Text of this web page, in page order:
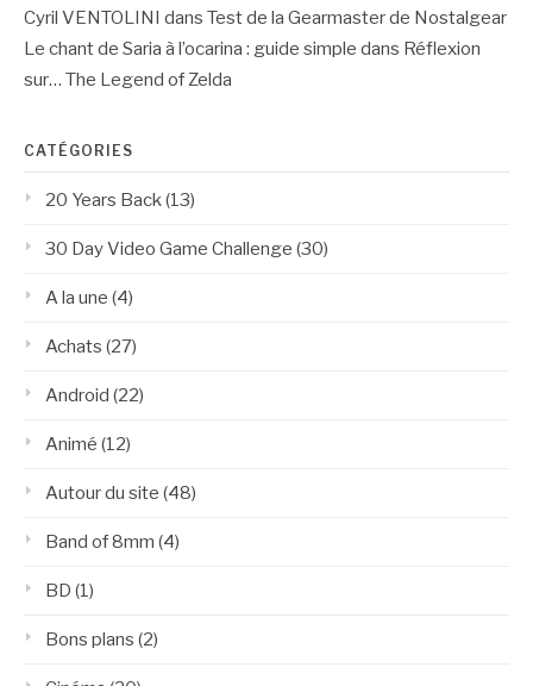
Cyril VENTOLINI
dans Test de la Gearmaster de Nostalgear
Le chant de Saria à l’ocarina : guide simple dans Réflexion
sur… The Legend of Zelda
CATÉGORIES
20 Years Back(13)
30 Day Video Game Challenge (30)
A la une (4)
Achats (27)
Android (22)
Animé (12)
Autour du site (48)
Band of 8mm (4)
BD (1)
Bons plans (2)